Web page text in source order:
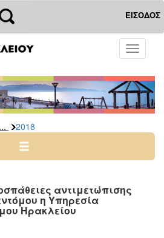
ΕΙΣΟΔΟΣ
Toggle
... 2018
αντιμετώπισης
η Υπηρεσία
Ηρακλείου